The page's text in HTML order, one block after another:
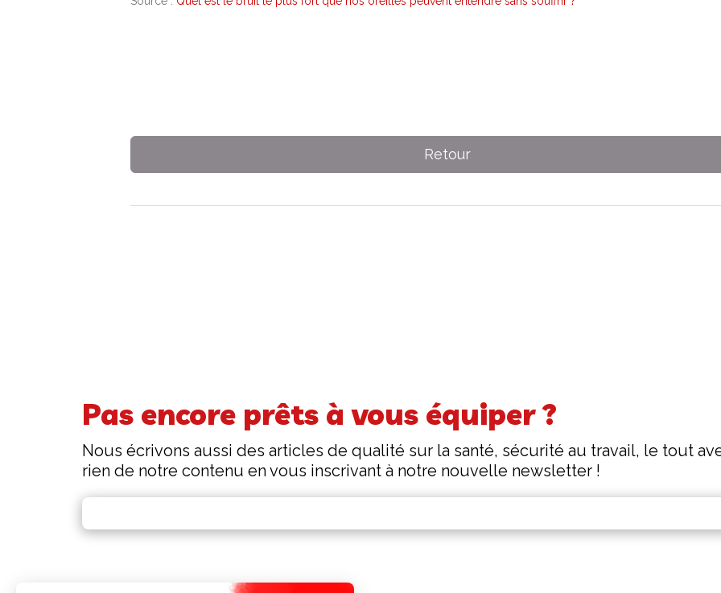
Retour
Pas encore prêts à vous équiper ?
Nous écrivons aussi des articles de qualité sur la santé, sécurité au travail, le tout
rien de notre contenu en vous inscrivant à notre nouvelle newsletter !